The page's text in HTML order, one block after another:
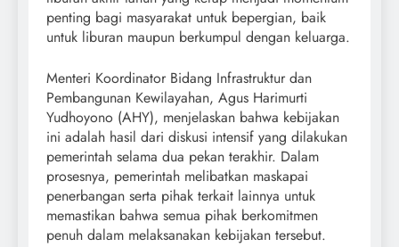
penting bagi masyarakat untuk bepergian, baik
untuk liburan maupun berkumpul dengan keluarga.
Menteri Koordinator Bidang Infrastruktur dan
Pembangunan Kewilayahan, Agus Harimurti
Yudhoyono (AHY), menjelaskan bahwa kebijakan
ini adalah hasil dari diskusi intensif yang dilakukan
pemerintah selama dua pekan terakhir. Dalam
prosesnya, pemerintah melibatkan maskapai
penerbangan serta pihak terkait lainnya untuk
memastikan bahwa semua pihak berkomitmen
penuh dalam melaksanakan kebijakan tersebut.